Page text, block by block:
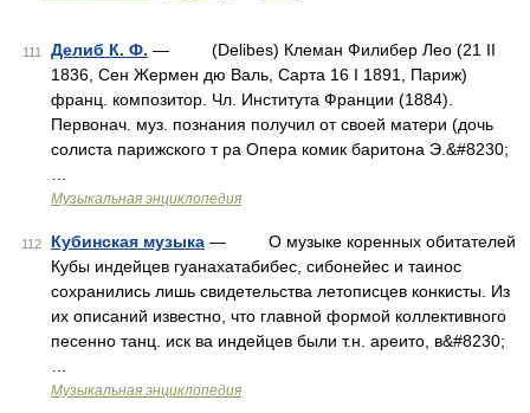
111 Делиб К. Ф. — (Delibes) Клеман Филибер Лео (21 II
1836, Сен Жермен дю Валь, Сарта 16 I 1891, Париж)
франц. композитор. Чл. Института Франции (1884).
Первонач. муз. познания получил от своей матери (дочь
солиста парижского т ра Опера комик баритона Э.&#8230;
Музыкальная энциклопедия
112 Кубинская музыка — О музыке коренных обитателей
Кубы индейцев гуанахатабибес, сибонейес и таинос
сохранились лишь свидетельства летописцев конкисты. Из
их описаний известно, что главной формой коллективного
песенно танц. иск ва индейцев были т.н. ареито, в&#8230;
Музыкальная энциклопедия